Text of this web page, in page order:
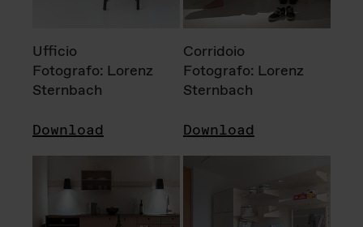
Ufficio
Fotografo: Lorenz
Sternbach
Download
Corridoio
Fotografo: Lorenz
Sternbach
Download